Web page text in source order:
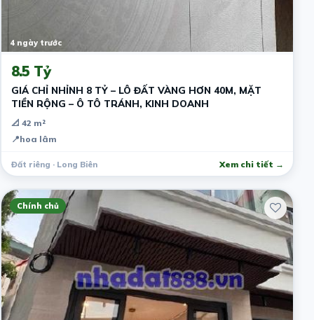
4 ngày trước
8.5 Tỷ
GIÁ CHỈ NHỈNH 8 TỶ – LÔ ĐẤT VÀNG HƠN 40M, MẶT
TIỀN RỘNG – Ô TÔ TRÁNH, KINH DOANH
📐 42 m²
📍hoa lâm
Đất riêng · Long Biên Xem chi tiết →
Chính chủ